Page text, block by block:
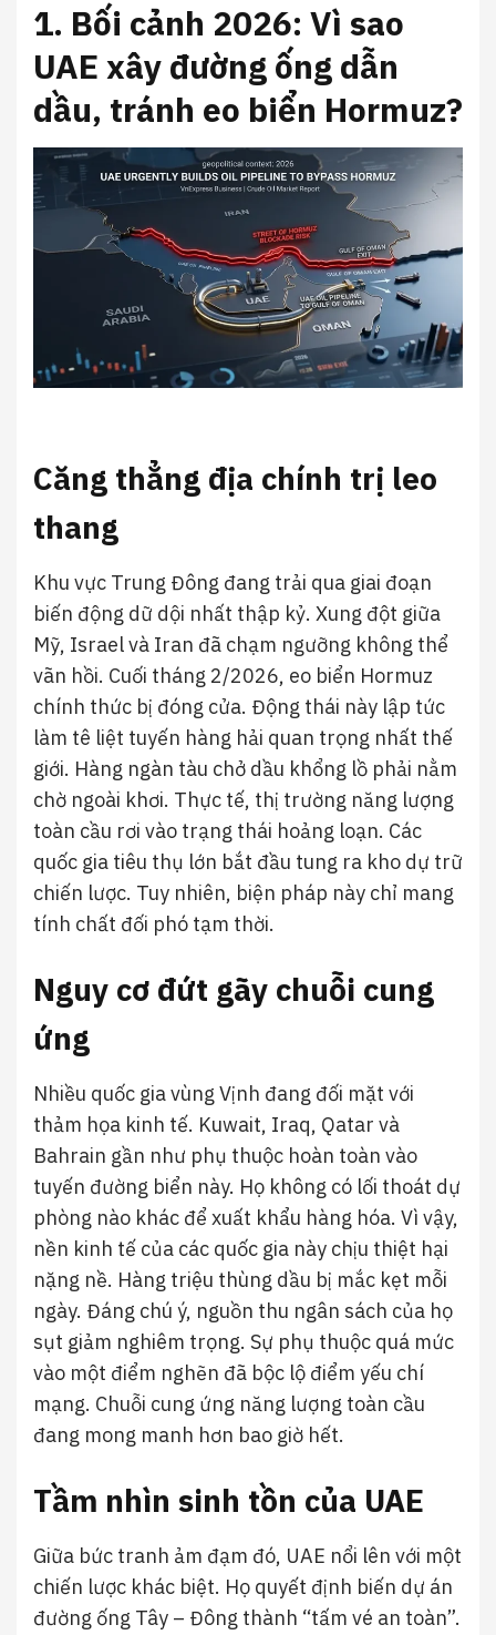
1. Bối cảnh 2026: Vì sao
UAE xây đường ống dẫn
dầu, tránh eo biển Hormuz?
Căng thẳng địa chính trị leo
thang
Khu vực Trung Đông đang trải qua giai đoạn
biến động dữ dội nhất thập kỷ. Xung đột giữa
Mỹ, Israel và Iran đã chạm ngưỡng không thể
vãn hồi. Cuối tháng 2/2026, eo biển Hormuz
chính thức bị đóng cửa. Động thái này lập tức
làm tê liệt tuyến hàng hải quan trọng nhất thế
giới. Hàng ngàn tàu chở dầu khổng lồ phải nằm
chờ ngoài khơi. Thực tế, thị trường năng lượng
toàn cầu rơi vào trạng thái hoảng loạn. Các
quốc gia tiêu thụ lớn bắt đầu tung ra kho dự trữ
chiến lược. Tuy nhiên, biện pháp này chỉ mang
tính chất đối phó tạm thời.
Nguy cơ đứt gãy chuỗi cung
ứng
Nhiều quốc gia vùng Vịnh đang đối mặt với
thảm họa kinh tế. Kuwait, Iraq, Qatar và
Bahrain gần như phụ thuộc hoàn toàn vào
tuyến đường biển này. Họ không có lối thoát dự
phòng nào khác để xuất khẩu hàng hóa. Vì vậy,
nền kinh tế của các quốc gia này chịu thiệt hại
nặng nề. Hàng triệu thùng dầu bị mắc kẹt mỗi
ngày. Đáng chú ý, nguồn thu ngân sách của họ
sụt giảm nghiêm trọng. Sự phụ thuộc quá mức
vào một điểm nghẽn đã bộc lộ điểm yếu chí
mạng. Chuỗi cung ứng năng lượng toàn cầu
đang mong manh hơn bao giờ hết.
Tầm nhìn sinh tồn của UAE
Giữa bức tranh ảm đạm đó, UAE nổi lên với một
chiến lược khác biệt. Họ quyết định biến dự án
đường ống Tây – Đông thành “tấm vé an toàn”.